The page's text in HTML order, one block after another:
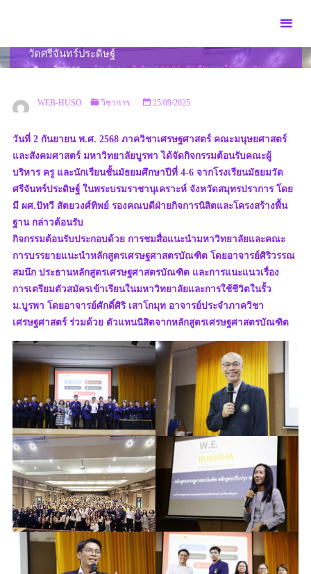
วัดศรีจันทร์ประดิษฐ์
HOMEวิชาการ
ต้อนรับคณะผู้บริหาร ครู และนักเรียนจากโรงเรียนมัธยมวัด
WEB-HUSO วิชาการ 25/09/2025
วันที่ 2 กันยายน พ.ศ. 2568 ภาควิชาเศรษฐศาสตร์ คณะมนุษยศาสตร์
และสังคมศาสตร์ มหาวิทยาลัยบูรพา ได้จัดกิจกรรมต้อนรับคณะผู้
บริหาร ครู และนักเรียนชั้นมัธยมศึกษาปีที่ 4-6 จากโรงเรียนมัธยมวัด
ศรีจันทร์ประดิษฐ์ ในพระบรมราชานุเคราะห์ จังหวัดสมุทรปราการ โดย
มี ผศ.ปัทวี สัตยวงศ์ทิพย์ รองคณบดีฝ่ายกิจการนิสิตและโครงสร้างพื้น
ฐาน กล่าวต้อนรับ
กิจกรรมต้อนรับประกอบด้วย การชมสื่อแนะนำมหาวิทยาลัยและคณะ
การบรรยายแนะนำหลักสูตรเศรษฐศาสตรบัณฑิต โดยอาจารย์ศิริวรรณ
สมนึก ประธานหลักสูตรเศรษฐศาสตรบัณฑิต และการแนะแนวเรื่อง
การเตรียมตัวสมัครเข้าเรียนในมหาวิทยาลัยและการใช้ชีวิตในรั้ว
ม.บูรพา โดยอาจารย์ศักดิ์ศิริ เสาโกมุท อาจารย์ประจำภาควิชา
เศรษฐศาสตร์ ร่วมด้วย ตัวแทนนิสิตจากหลักสูตรเศรษฐศาสตรบัณฑิต